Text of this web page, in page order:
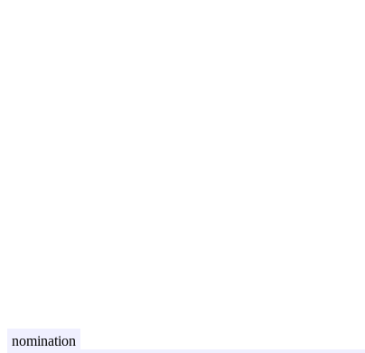
nomination